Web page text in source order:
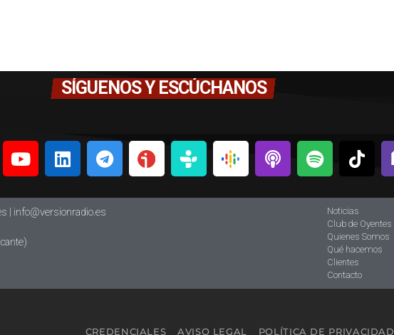
SÍGUENOS Y ESCÚCHANOS
| info@versionradio.es
Noticias
Club de Oyentes
Quienes Somos
Qué hacemos
Clientes
Contacto
CREDENCIALES AVISO LEGAL POLÍTICA DE PRIVACIDAD